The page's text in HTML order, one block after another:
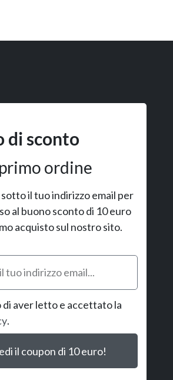
di sconto
ordine
il tuo indirizzo email per
al buono sconto di 10 euro
acquisto sul nostro sito.
aver letto e accettato la
.
il coupon di 10 euro!